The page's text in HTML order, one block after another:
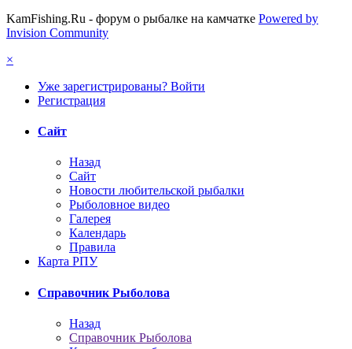
KamFishing.Ru - форум о рыбалке на камчатке Powered by
Invision Community
×
Уже зарегистрированы? Войти
Регистрация
Сайт
Назад
Сайт
Новости любительской рыбалки
Рыболовное видео
Галерея
Календарь
Правила
Карта РПУ
Справочник Рыболова
Назад
Справочник Рыболова